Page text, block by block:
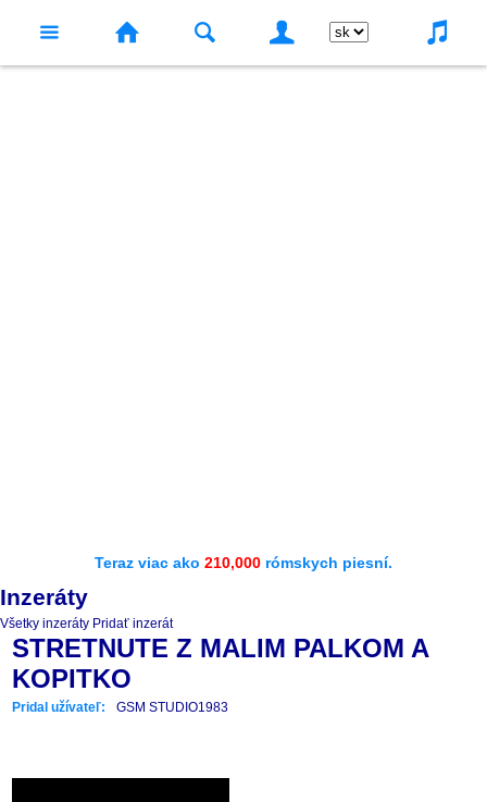
Teraz viac ako 210,000 rómskych piesní.
Inzeráty
Všetky inzeráty Pridať inzerát
STRETNUTE Z MALIM PALKOM A
KOPITKO
Pridal užívateľ: GSM STUDIO1983